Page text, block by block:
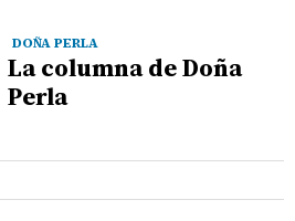
DOÑA PERLA
La columna de Doña
Perla